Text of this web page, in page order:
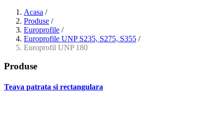
Acasa /
Produse /
Europrofile /
Europrofile UNP S235, S275, S355 /
Europrofil UNP 180
Produse
Teava patrata si rectangulara